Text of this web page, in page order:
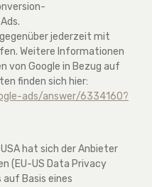
jederzeit mit
Weitere Informationen
von Google in Bezug auf
finden sich hier:
ads/answer/6334160?
hat sich der Anbieter
(EU-US Data Privacy
auf Basis eines